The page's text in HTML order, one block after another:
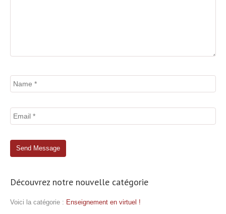
Découvrez notre nouvelle catégorie
Voici la catégorie : Enseignement en virtuel !